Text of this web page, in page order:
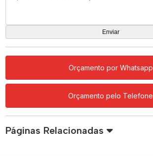
Orçamento por Whatsapp
Orçamento pelo Telefone
Páginas Relacionadas